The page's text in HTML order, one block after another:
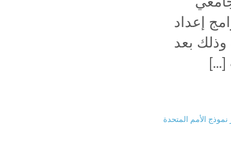
إعداد
وذلك بعد
[…]
نموذج الأمم المتحدة